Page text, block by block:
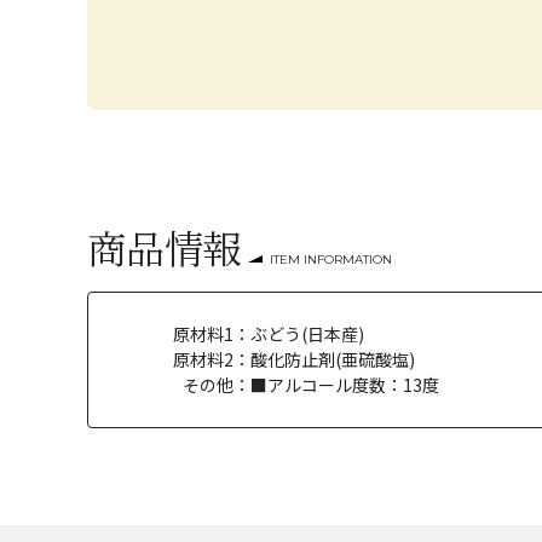
商品情報 ITEM INFORMATION
原材料1： ぶどう(日本産)
原材料2： 酸化防止剤(亜硫酸塩)
その他： ■アルコール度数：13度